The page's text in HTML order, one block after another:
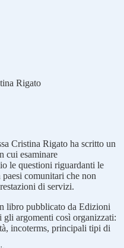
Rigato
Cristina Rigato ha scritto un
cui esaminare
le questioni riguardanti le
comunitari che non
di servizi.
libro pubblicato da Edizioni
gli argomenti così organizzati:
incoterms, principali tipi di